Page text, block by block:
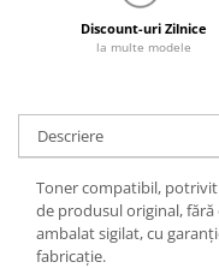
Discount-uri Zilnice
la multe modele
Descriere
Toner compatibil, potrivit
de produsul original,
ambalat sigilat, cu
fabricație.